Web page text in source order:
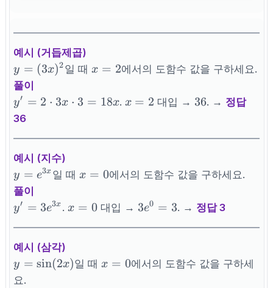
예시 (거듭제곱)
y=
(3x)^2
y = (3x)2일 때x=2
x = 2에서의 도함수 값을 구하세요.
풀이
y'=2\cdot
3x \cdot 3
y′ = 2 ⋅ 3x ⋅ 3 = 18x. x=2
x = 2 대입 → 36
36. → 정답
36
예시 (지수)
y=e^{3x}
y = e3x 일 때x=0
x = 0에서의 도함수 값을 구하세요.
풀이
y'=3e^{3x}
y′ = 3e3x .x=0
x = 0대입 → 3e^0=3
3e0 = 3. → 정답 3
예시 (삼각)
y=\sin(2x)
y = sin(2x)일 때x=0
x = 0에서의 도함수 값을 구하세
요.